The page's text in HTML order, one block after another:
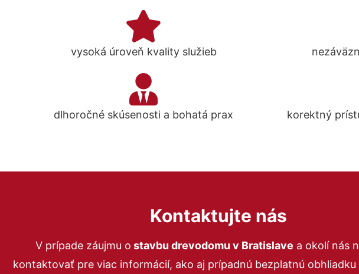
vysoká úroveň kvality služieb
dlhoročné skúsenosti a bohatá prax korektný
Kontaktujte nás
V prípade záujmu o stavbu drevodomu v Bratislave a okolí nás
kontaktovať pre viac informácií, ako aj prípadnú bezplatnú obhliadku